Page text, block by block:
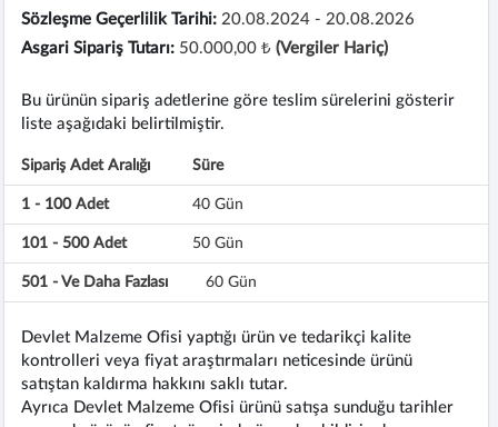
Sözleşme Geçerlilik Tarihi: 20.08.2024 - 20.08.2026
Asgari Sipariş Tutarı: 50.000,00 ₺(Vergiler Hariç)
Bu ürünün sipariş adetlerine göre teslim sürelerini gösterir
liste aşağıdaki belirtilmiştir.
Sipariş Adet Aralığı Süre
1 - 100 Adet 40 Gün
101 - 500 Adet 50 Gün
501 - Ve Daha Fazlası 60 Gün
Devlet Malzeme Ofisi yaptığı ürün ve tedarikçi kalite
kontrolleri veya fiyat araştırmaları neticesinde ürünü
satıştan kaldırma hakkını saklı tutar.
Ayrıca Devlet Malzeme Ofisi ürünü satışa sunduğu tarihler